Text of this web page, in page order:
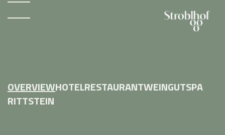
OVERVIEWHOTELRESTAURANTWEINGUTSPA
RITTSTEIN